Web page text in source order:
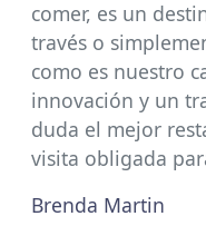
comer, es un
través o
como es nuestro
innovación y un
duda el mejor
visita obligada
Brenda Martin